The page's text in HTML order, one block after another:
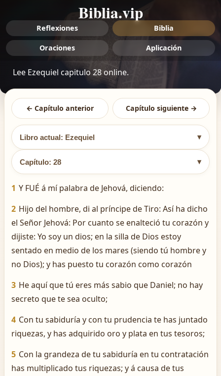
Biblia.vip
Reflexiones Biblia
Oraciones Aplicación
Lee Ezequiel capitulo 28 online.
← Capítulo anterior Capítulo siguiente →
Libro actual: Ezequiel ▾
Capítulo: 28 ▾
1 Y FUÉ á mí palabra de Jehová, diciendo:
2 Hijo del hombre, di al príncipe de Tiro: Así ha dicho
el Señor Jehová: Por cuanto se enalteció tu corazón y
dijiste: Yo soy un dios; en la silla de Dios estoy
sentado en medio de los mares (siendo tú hombre y
no Dios); y has puesto tu corazón como corazón
3 He aquí que tú eres más sabio que Daniel; no hay
secreto que te sea oculto;
4 Con tu sabiduría y con tu prudencia te has juntado
riquezas, y has adquirido oro y plata en tus tesoros;
5 Con la grandeza de tu sabiduría en tu contratación
has multiplicado tus riquezas; y á causa de tus